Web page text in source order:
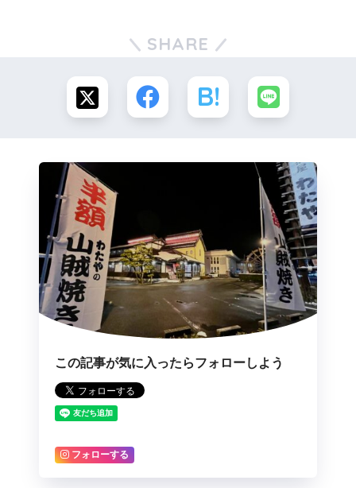
SHARE
この記事が気に入ったらフォローしよう
フォローする